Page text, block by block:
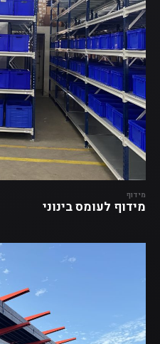
מידוף
מידוף לעומס בינוני